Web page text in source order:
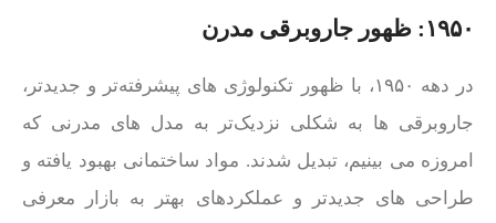
۱۹۵۰: ظهور جاروبرقی مدرن
در دهه ۱۹۵۰، با ظهور تکنولوژی‌ های پیشرفته‌تر و جدیدتر،
جاروبرقی‌ ها به شکلی نزدیک‌تر به مدل‌ های مدرنی که
امروزه می‌ بینیم، تبدیل شدند. مواد ساختمانی بهبود یافته و
طراحی‌ های جدیدتر و عملکردهای بهتر به بازار معرفی